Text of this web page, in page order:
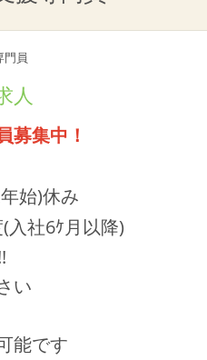
門員
人
募集中！
始)休み
入社6ｹ月以降)
い
能です